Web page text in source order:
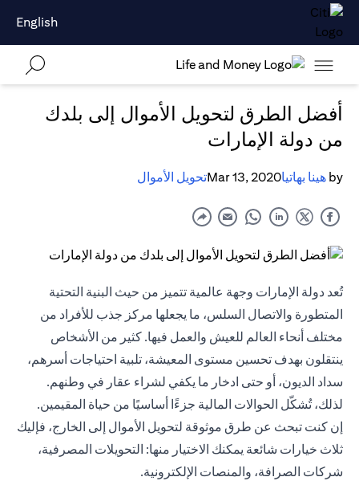
English
أفضل الطرق لتحويل الأموال إلى بلدك
من دولة الإمارات
by هينا بهاتياMar 13, 2020تحويل الأموال
تُعد دولة الإمارات وجهة عالمية تتميز من حيث البنية التحتية
المتطورة والاتصال السلس، ما يجعلها مركز جذب للأفراد من
مختلف أنحاء العالم للعيش والعمل فيها. كثير من الأشخاص
ينتقلون بهدف تحسين مستوى المعيشة، تلبية احتياجات أسرهم،
سداد الديون، أو حتى ادخار ما يكفي لشراء عقار في وطنهم.
لذلك، تُشكّل الحوالات المالية جزءًا أساسيًا من حياة المقيمين.
إن كنت تبحث عن طرق موثوقة لتحويل الأموال إلى الخارج، فإليك
ثلاث خيارات شائعة يمكنك الاختيار منها: التحويلات المصرفية،
شركات الصرافة، والمنصات الإلكترونية.